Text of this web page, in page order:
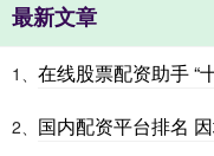
最新文章
1、 在线股票配资助手 “
2、 国内配资平台排名